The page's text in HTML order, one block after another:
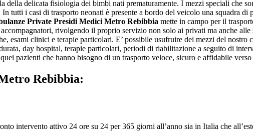
della delicata fisiologia dei bimbi nati prematuramente. I mezzi speciali che
tutti i casi di trasporto neonati è presente a bordo del veicolo una squadra di
Private Presidi Medici Metro Rebibbia mette in campo per il
rivolgendo il proprio servizio non solo ai privati ma anche alle
esami clinici e terapie particolari. E’ possibile usufruire dei mezzi del nostro
day hospital, terapie particolari, periodi di riabilitazione a seguito di
pazienti che hanno bisogno di un trasporto veloce, sicuro e affidabile
Rebibbia:
intervento attivo 24 ore su 24 per 365 giorni all’anno sia in Italia che